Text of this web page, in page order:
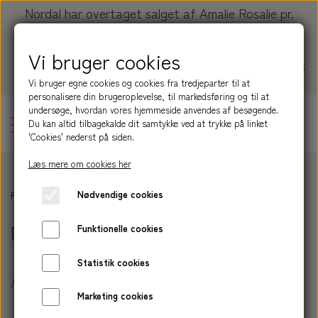
Nordal har overtaget salget af Amalie Rosalie pr.
Køb dine produkter her:nordal.dk/collections/amalie-
rosalie
PRODUKTER
BLIV INSPIRERET
OM AMALIE ROSALIE
HISTORIEN
NORDAL
Forside Forhandlerpriser - kræver B2B log in
Forhandlerpriser - kræver B2B log in
Ingen varer i denne kategori
Vi bruger cookies
Vi bruger egne cookies og cookies fra tredjeparter til at
personalisere din brugeroplevelse, til markedsføring og til at
undersøge, hvordan vores hjemmeside anvendes af besøgende.
Du kan altid tilbagekalde dit samtykke ved at trykke på linket
'Cookies' nederst på siden.
Læs mere om cookies her
Nødvendige cookies
Funktionelle cookies
Statistik cookies
Marketing cookies